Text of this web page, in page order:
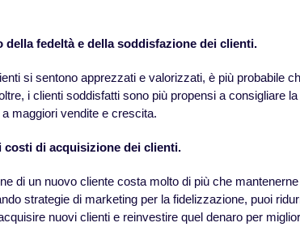
della fedeltà e della soddisfazione dei clienti.
si sentono apprezzati e valorizzati, è più probabile
i clienti soddisfatti sono più propensi a consigliare
maggiori vendite e crescita.
costi di acquisizione dei clienti.
di un nuovo cliente costa molto di più che
strategie di marketing per la fidelizzazione, puoi
nuovi clienti e reinvestire quel denaro per